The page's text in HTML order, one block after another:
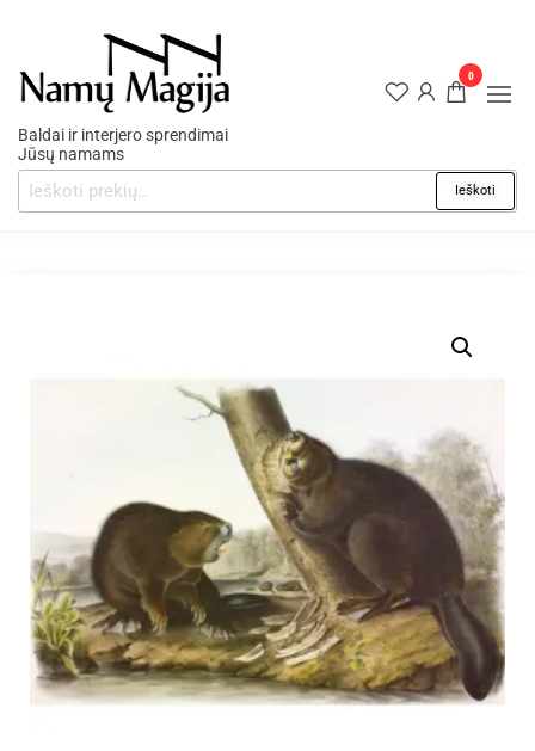
Baldai ir interjero sprendimai
Jūsų namams
Ieškoti
0